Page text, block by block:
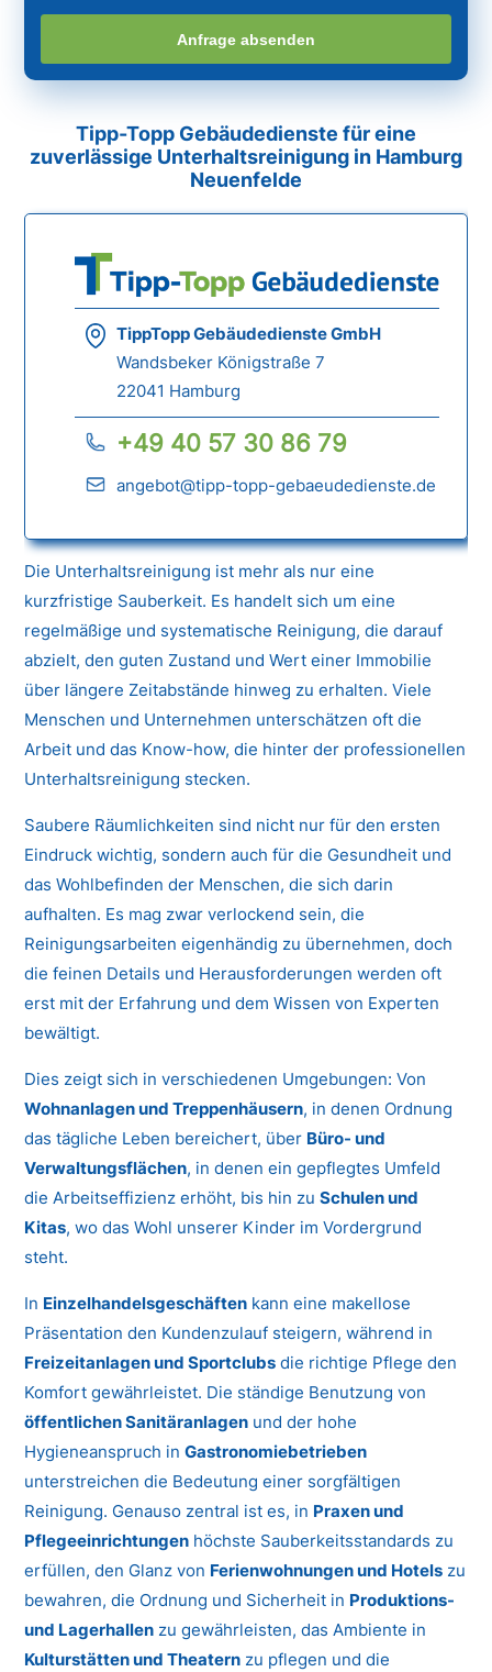
Anfrage absenden
Tipp-Topp Gebäudedienste für eine
zuverlässige Unterhaltsreinigung in Hamburg
Neuenfelde
TippTopp Gebäudedienste GmbH
Wandsbeker Königstraße 7
22041 Hamburg
+49 40 57 30 86 79
angebot@tipp-topp-gebaeudedienste.de
Die Unterhaltsreinigung ist mehr als nur eine
kurzfristige Sauberkeit. Es handelt sich um eine
regelmäßige und systematische Reinigung, die darauf
abzielt, den guten Zustand und Wert einer Immobilie
über längere Zeitabstände hinweg zu erhalten. Viele
Menschen und Unternehmen unterschätzen oft die
Arbeit und das Know-how, die hinter der professionellen
Unterhaltsreinigung stecken.
Saubere Räumlichkeiten sind nicht nur für den ersten
Eindruck wichtig, sondern auch für die Gesundheit und
das Wohlbefinden der Menschen, die sich darin
aufhalten. Es mag zwar verlockend sein, die
Reinigungsarbeiten eigenhändig zu übernehmen, doch
die feinen Details und Herausforderungen werden oft
erst mit der Erfahrung und dem Wissen von Experten
bewältigt.
Dies zeigt sich in verschiedenen Umgebungen: Von
Wohnanlagen und Treppenhäusern, in denen Ordnung
das tägliche Leben bereichert, über Büro- und
Verwaltungsflächen, in denen ein gepflegtes Umfeld
die Arbeitseffizienz erhöht, bis hin zuSchulen und
Kitas, wo das Wohl unserer Kinder im Vordergrund
steht.
In Einzelhandelsgeschäften kann eine makellose
Präsentation den Kundenzulauf steigern, während in
Freizeitanlagen und Sportclubs die richtige Pflege den
Komfort gewährleistet. Die ständige Benutzung von
öffentlichen Sanitäranlagen und der hohe
Hygieneanspruch inGastronomiebetrieben
unterstreichen die Bedeutung einer sorgfältigen
Reinigung. Genauso zentral ist es, in Praxen und
Pflegeeinrichtungen höchste Sauberkeitsstandards zu
erfüllen, den Glanz von Ferienwohnungen und Hotels zu
bewahren, die Ordnung und Sicherheit in Produktions-
und Lagerhallen zu gewährleisten, das Ambiente in
Kulturstätten und Theatern zu pflegen und die